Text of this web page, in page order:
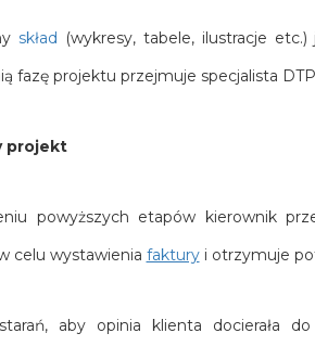
skład (wykresy, tabele, ilustracje
fazę projektu przejmuje specjalista
projekt
powyższych etapów kierownik
celu wystawienia faktury i otrzymuje
starań, aby opinia klienta docierała